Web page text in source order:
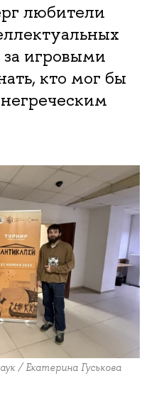
любители
за игровыми
кто мог бы
/ Екатерина Гуськова